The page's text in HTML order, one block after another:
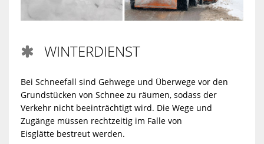
BAUEN & KLIMASCHUTZ
 WINTERDIENST
Bei Schneefall sind Gehwege und Überwege vor den
Grundstücken von Schnee zu räumen, sodass der
Verkehr nicht beeinträchtigt wird. Die Wege und
Zugänge müssen rechtzeitig im Falle von
Eisglätte bestreut werden.